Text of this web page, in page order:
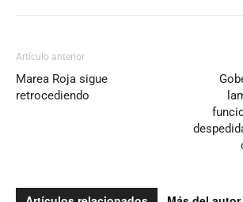
Artículo anterior
Marea Roja sigue
retrocediendo